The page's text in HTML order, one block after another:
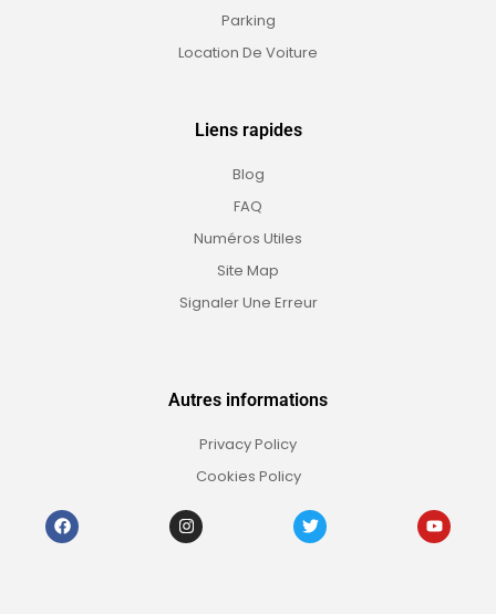
Parking
Location De Voiture
Liens rapides
Blog
FAQ
Numéros Utiles
Site Map
Signaler Une Erreur
Autres informations
Privacy Policy
Cookies Policy